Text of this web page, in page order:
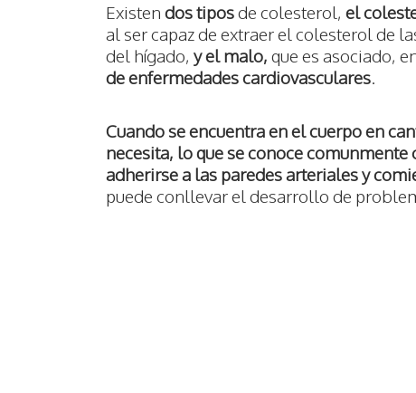
Existen dos tiposde colesterol, el
al ser capaz de extraer el colesterol de
del hígado, y el malo, que es asociado,
de enfermedades cardiovasculares.
Cuando se encuentra en el cuerpo en
necesita, lo que se conoce comunmente
adherirse a las paredes arteriales y
puede conllevar el desarrollo de